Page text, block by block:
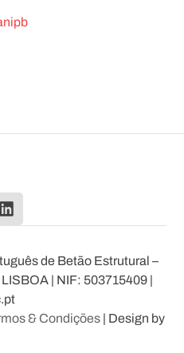
de Betão Estrutural –
| NIF: 503715409 |
& Condições | Design by